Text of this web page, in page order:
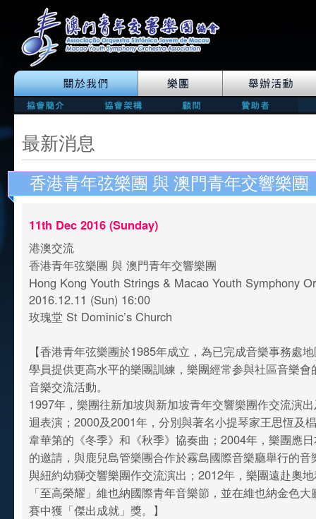
最新消息
香港青年弦樂團 與 澳門青年交響樂團
11th Dec 2016 (Sunday)
港澳交流
香港青年弦樂團 與 澳門青年交響樂團
Hong Kong Youth Strings & Macao Youth Symphony
2016.12.11 (Sun) 16:00
玫瑰堂 St Dominic’s Church
【香港青年弦樂團於1985年成立，為已完成音樂事務處
學員提供更高水平的樂團訓練，樂團經常参與社區音樂會
音樂交流活動。
1997年，樂團往新加坡與新加坡青年交響樂團作交流演
迴表演；2000及2001年，分別與著名小提琴家王思恆及
韋華第的《冬季》和《秋季》協奏曲；2004年，樂團應
的邀請，與鹿兒島管樂團合作於霧島國際音樂廳舉行的
與紐約幼獅交響樂團作交流演出；2012年，樂團遠赴奧
「至高榮耀」維也納國際青年音樂節，並在維也納金色
賽中獲「傑出成就」獎。】